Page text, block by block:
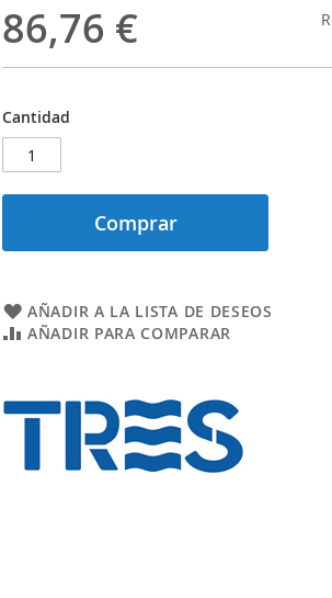
86,76 €
Cantidad
Comprar
AÑADIR A LA LISTA DE DESEOS
AÑADIR PARA COMPARAR